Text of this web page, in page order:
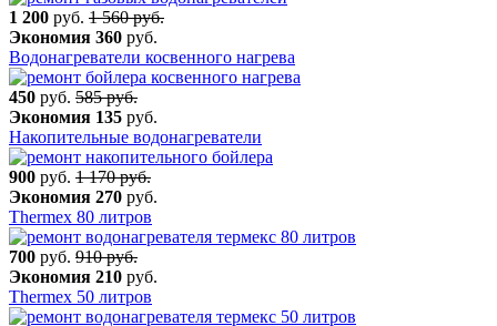
1 200 руб. 1 560 руб.
Экономия 360 руб.
Водонагреватели косвенного нагрева
450 руб. 585 руб.
Экономия 135 руб.
Накопительные водонагреватели
900 руб. 1 170 руб.
Экономия 270 руб.
Thermex 80 литров
700 руб. 910 руб.
Экономия 210 руб.
Thermex 50 литров